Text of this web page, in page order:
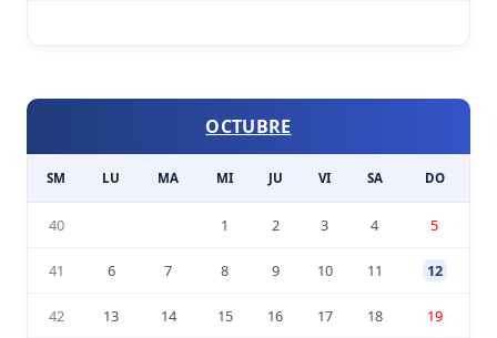
OCTUBRE
SM LU MA MI JU VI SA DO
40 1 2 3 4 5
41 6 7 8 9 10 11 12
42 13 14 15 16 17 18 19